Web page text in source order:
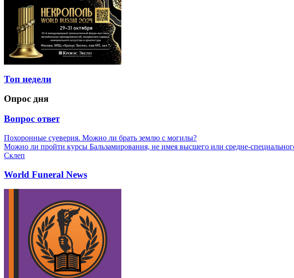
Топ недели
Опрос дня
Вопрос ответ
Похоронные суеверия. Можно ли брать землю с могилы?
Можно ли пройти курсы Бальзамирования, не имея высшего или средне-
Склеп
World Funeral News